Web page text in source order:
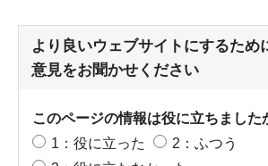
より良いウェブサイトにするため
意見をお聞かせください
このページの情報は役に立ちました
1：役に立った
2：ふつう